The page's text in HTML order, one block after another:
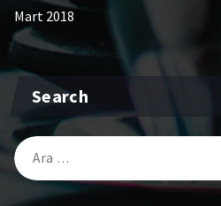
Mart 2018
Search
Arama: